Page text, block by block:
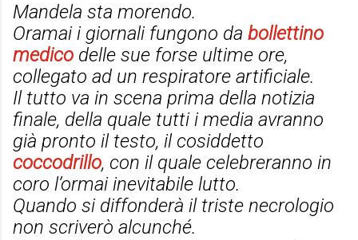
Mandela sta morendo.
Oramai i giornali fungono da bollettino
medico delle sue forse ultime ore,
collegato ad un respiratore artificiale.
Il tutto va in scena prima della notizia
finale, della quale tutti i media avranno
già pronto il testo, il cosiddetto
coccodrillo, con il quale celebreranno in
coro l’ormai inevitabile lutto.
Quando si diffonderà il triste necrologio
non scriverò alcunché.